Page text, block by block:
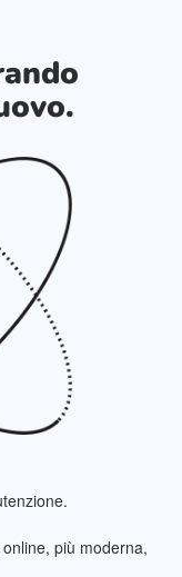
più moderna,